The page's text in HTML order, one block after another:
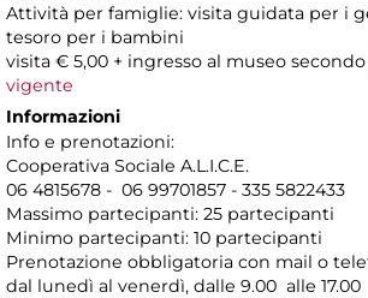
Attività per famiglie: visita guidata per i
tesoro per i bambini
visita € 5,00 + ingresso al museo secondo
vigente
Informazioni
Info e prenotazioni:
Cooperativa Sociale A.L.I.C.E.
06 4815678 - 06 99701857 - 335 5822433
Massimo partecipanti: 25 partecipanti
Minimo partecipanti: 10 partecipanti
Prenotazione obbligatoria con mail o
dal lunedì al venerdì, dalle 9.00 alle 17.00